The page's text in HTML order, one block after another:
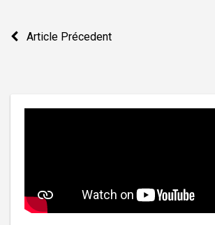
Navigation
Article Précedent